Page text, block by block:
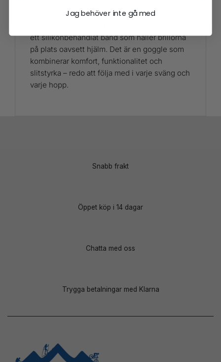
Med sin genomtänkta design sitter Fox Main
ett silikonbehandlat band som håller brillorna
på plats oavsett hjälm. Det är en goggle som
kombinerar komfort, funktionalitet och
slitstyrka – redo att följa med i varje sväng och
varje hopp.
Snabb frakt
Öppet köp i 14 dagar
Chatta med oss
Trygga betalningar med Klarna
Jag behöver inte gå med